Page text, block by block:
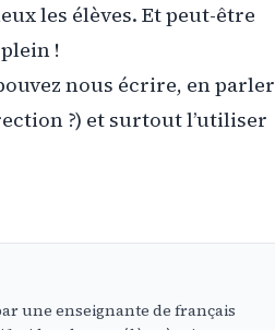
les élèves. Et peut-être
!
nous écrire, en parler
?) et surtout l’utiliser
une enseignante de français